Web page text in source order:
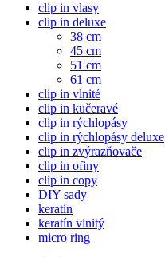
clip in vlasy
clip in deluxe
38 cm
45 cm
51 cm
61 cm
clip in vlnité
clip in kučeravé
clip in rýchlopásy
clip in rýchlopásy deluxe
clip in zvýrazňovače
clip in ofiny
clip in copy
DIY sady
keratín
keratín vlnitý
micro ring